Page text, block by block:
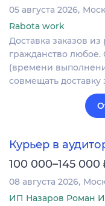
05 августа 2026
Rabota work
Доставка заказов
гражданство
(времени
совмещать доставку
Курьер в
100 000–145 000
08 августа 2026
ИП Назаров Роман